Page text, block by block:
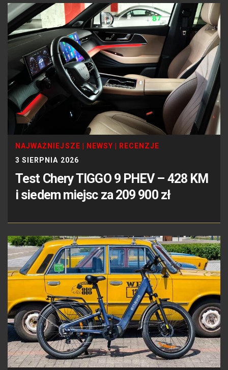
NAJWAŻNIEJSZE NEWSY
RECENZJE
3 SIERPNIA 2026
Test Chery TIGGO 9 PHEV – 428 KM
i siedem miejsc za 209 900 zł